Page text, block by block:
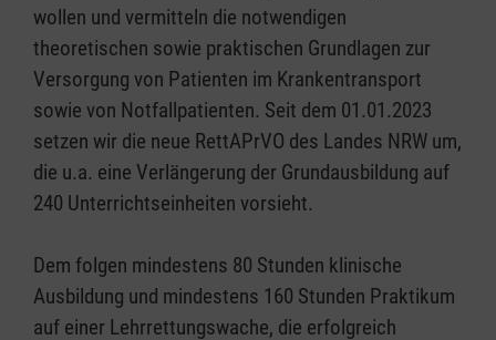
wollen und vermitteln die notwendigen
theoretischen sowie praktischen Grundlagen zur
Versorgung von Patienten im Krankentransport
sowie von Notfallpatienten. Seit dem 01.01.2023
setzen wir die neue RettAPrVO des Landes NRW um,
die u.a. eine Verlängerung der Grundausbildung auf
240 Unterrichtseinheiten vorsieht.
Dem folgen mindestens 80 Stunden klinische
Ausbildung und mindestens 160 Stunden Praktikum
auf einer Lehrrettungswache, die erfolgreich